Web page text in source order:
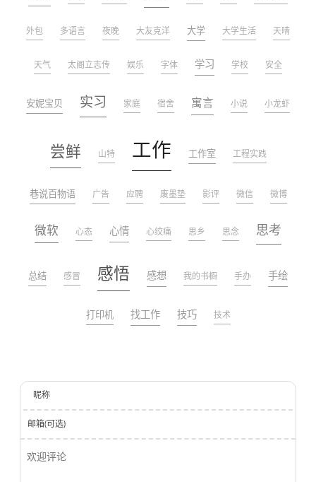
外包 多语言 夜晚 大友克洋 大学 大学生活 天晴
天气 太阁立志传 娱乐 字体 学习 学校 安全
安妮宝贝 实习 家庭 宿舍 寓言 小说 小龙虾
尝鲜 山特 工作 工作室 工程实践
巷说百物语 广告 应聘 废墨垫 影评 微信 微博
微软 心态 心情 心绞痛 思乡 思念 思考
总结 感冒 感悟 感想 我的书橱 手办 手绘
打印机 找工作 技巧 技术
昵称
邮箱(可选)